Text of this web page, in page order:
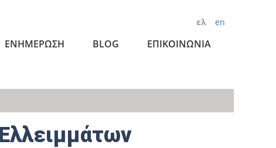
en
ελ
ΕΝΗΜΕΡΩΣΗ BLOG ΕΠΙΚΟΙΝΩΝΙΑ